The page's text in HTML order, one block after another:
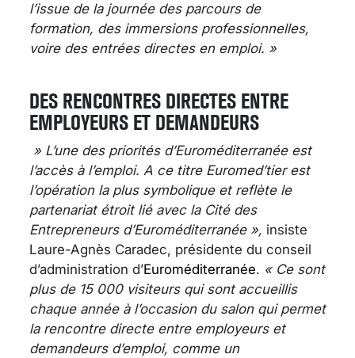
l’issue de la journée des parcours de
formation, des immersions professionnelles,
voire des entrées directes en emploi. »
DES RENCONTRES DIRECTES ENTRE
EMPLOYEURS ET DEMANDEURS
» L’une des priorités d’Euroméditerranée est
l’accès à l’emploi. A ce titre Euromed’tier est
l’opération la plus symbolique et reflète le
partenariat étroit lié avec la Cité des
Entrepreneurs d’Euroméditerranée », insiste
Laure-Agnès Caradec, présidente du conseil
d’administration d’Euroméditerranée. « Ce sont
plus de 15 000 visiteurs qui sont accueillis
chaque année à l’occasion du salon qui permet
la rencontre directe entre employeurs et
demandeurs d’emploi, comme un